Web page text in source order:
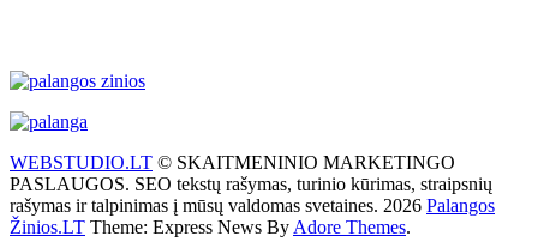
WEBSTUDIO.LT © SKAITMENINIO MARKETINGO
PASLAUGOS. SEO tekstų rašymas, turinio kūrimas, straipsnių
rašymas ir talpinimas į mūsų valdomas svetaines. 2026 Palangos
Žinios.LT Theme: Express News By Adore Themes.